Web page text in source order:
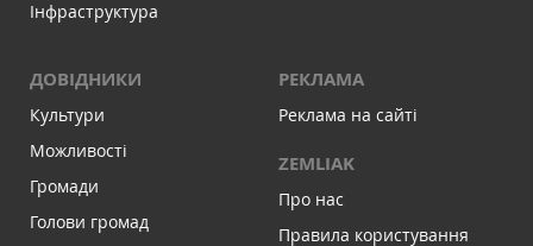
Інфраструктура
ДОВІДНИКИ
Культури
Можливості
Громади
Голови громад
РЕКЛАМА
Реклама на сайті
ZEMLIAK
Про нас
Правила користування